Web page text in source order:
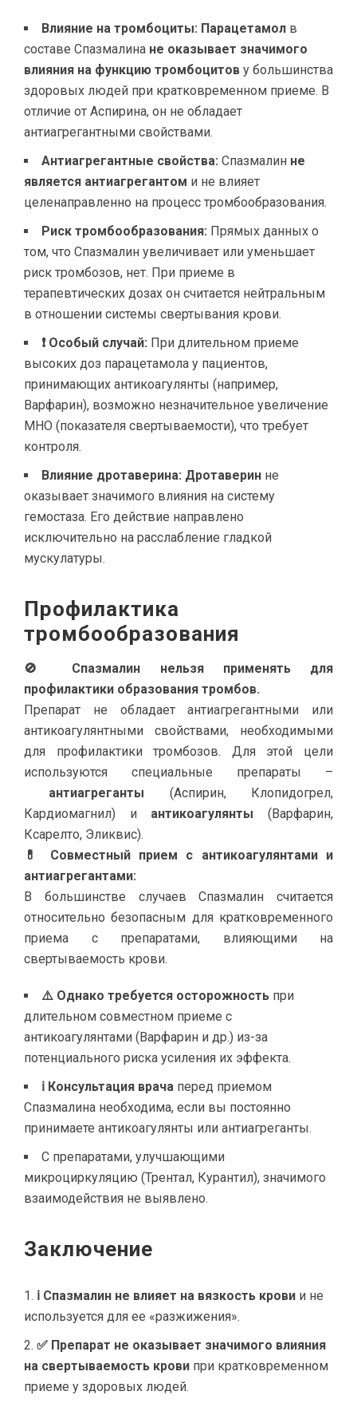
Влияние на тромбоциты: Парацетамол в
составе Спазмалина не оказывает значимого
влияния на функцию тромбоцитов у большинства
здоровых людей при кратковременном приеме. В
отличие от Аспирина, он не обладает
антиагрегантными свойствами.
Антиагрегантные свойства: Спазмалин не
является антиагрегантом и не влияет
целенаправленно на процесс тромбообразования.
Риск тромбообразования: Прямых данных о
том, что Спазмалин увеличивает или уменьшает
риск тромбозов, нет. При приеме в
терапевтических дозах он считается нейтральным
в отношении системы свертывания крови.
❗ Особый случай: При длительном приеме
высоких доз парацетамола у пациентов,
принимающих антикоагулянты (например,
Варфарин), возможно незначительное увеличение
МНО (показателя свертываемости), что требует
контроля.
Влияние дротаверина: Дротаверин не
оказывает значимого влияния на систему
гемостаза. Его действие направлено
исключительно на расслабление гладкой
мускулатуры.
Профилактика
тромбообразования
🚫 Спазмалин нельзя применять для
профилактики образования тромбов.
Препарат не обладает антиагрегантными или
антикоагулянтными свойствами, необходимыми
для профилактики тромбозов. Для этой цели
используются специальные препараты –
антиагреганты (Аспирин, Клопидогрел,
Кардиомагнил) и антикоагулянты (Варфарин,
Ксарелто, Эликвис).
💊 Совместный прием с антикоагулянтами и
антиагрегантами:
В большинстве случаев Спазмалин считается
относительно безопасным для кратковременного
приема с препаратами, влияющими на
свертываемость крови.
⚠️ Однако требуется осторожность при
длительном совместном приеме с
антикоагулянтами (Варфарин и др.) из-за
потенциального риска усиления их эффекта.
ℹ Консультация врача перед приемом
Спазмалина необходима, если вы постоянно
принимаете антикоагулянты или антиагреганты.
С препаратами, улучшающими
микроциркуляцию (Трентал, Курантил), значимого
взаимодействия не выявлено.
Заключение
ℹ Спазмалин не влияет на вязкость крови и не
используется для ее «разжижения».
✅ Препарат не оказывает значимого влияния
на свертываемость крови при кратковременном
приеме у здоровых людей.